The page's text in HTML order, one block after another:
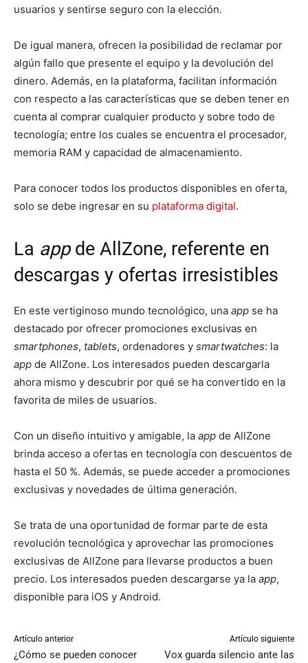
usuarios y sentirse seguro con la elección.
De igual manera, ofrecen la posibilidad de reclamar por
algún fallo que presente el equipo y la devolución del
dinero. Además, en la plataforma, facilitan información
con respecto a las características que se deben tener en
cuenta al comprar cualquier producto y sobre todo de
tecnología; entre los cuales se encuentra el procesador,
memoria RAM y capacidad de almacenamiento.
Para conocer todos los productos disponibles en oferta,
solo se debe ingresar en su plataforma digital.
La app de AllZone, referente en
descargas y ofertas irresistibles
En este vertiginoso mundo tecnológico, una app se ha
destacado por ofrecer promociones exclusivas en
smartphones, tablets, ordenadores y smartwatches: la
app de AllZone. Los interesados pueden descargarla
ahora mismo y descubrir por qué se ha convertido en la
favorita de miles de usuarios.
Con un diseño intuitivo y amigable, la app de AllZone
brinda acceso a ofertas en tecnología con descuentos de
hasta el 50 %. Además, se puede acceder a promociones
exclusivas y novedades de última generación.
Se trata de una oportunidad de formar parte de esta
revolución tecnológica y aprovechar las promociones
exclusivas de AllZone para llevarse productos a buen
precio. Los interesados pueden descargarse ya la app,
disponible para iOS y Android.
Artículo anterior
¿Cómo se pueden conocer
Artículo siguiente
Vox guarda silencio ante las